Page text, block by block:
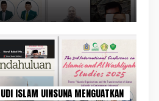
ISLAM UINSUNA MENGUATKAN